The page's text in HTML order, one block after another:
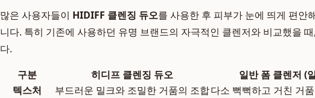
많은 사용자들이 HIDIFF 클렌징 듀오를 사용한 후 피부가 눈에 띄게 편안
니다. 특히 기존에 사용하던 유명 브랜드의 자극적인 클렌저와 비교했을
다.
구분
히디프 클렌징 듀오
일반 폼 클렌저 (
텍스처
부드러운 밀크와 조밀한 거품의 조합다소 뻑뻑하고 거친 거품